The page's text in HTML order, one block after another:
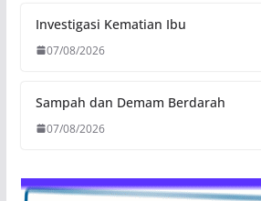
Investigasi Kematian Ibu
07/08/2026
Sampah dan Demam Berdarah
07/08/2026